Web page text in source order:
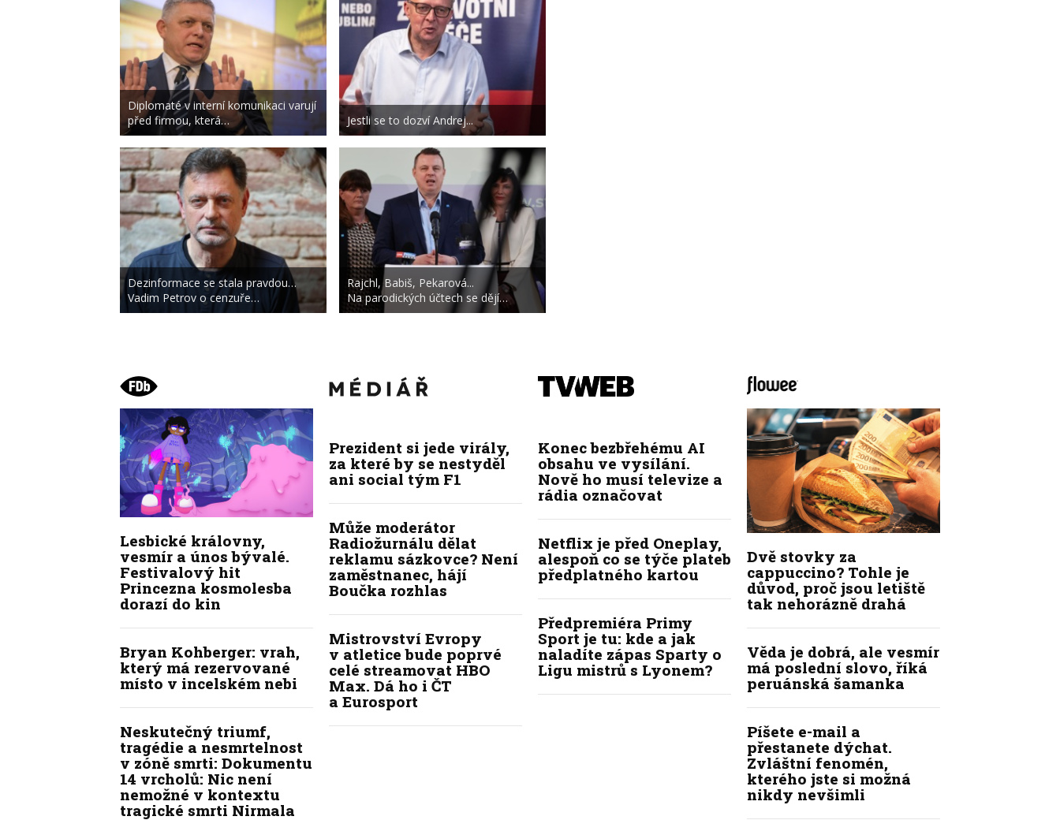
Diplomaté v interní komunikaci varují
před firmou, která…
Dezinformace se stala pravdou…
Vadim Petrov o cenzuře…
Jestli se to dozví Andrej...
Rajchl, Babiš, Pekarová...
Na parodických účtech se dějí…
Lesbické královny,
vesmír a únos bývalé.
Festivalový hit
Princezna kosmolesba
dorazí do kin
Bryan Kohberger: vrah,
který má rezervované
místo v incelském nebi
Neskutečný triumf,
tragédie a nesmrtelnost
v zóně smrti: Dokumentu
14 vrcholů: Nic není
nemožné v kontextu
tragické smrti Nirmala
Prezident si jede virály,
za které by se nestyděl
ani social tým F1
Může moderátor
Radiožurnálu dělat
reklamu sázkovce? Není
zaměstnanec, hájí
Boučka rozhlas
Mistrovství Evropy
v atletice bude poprvé
celé streamovat HBO
Max. Dá ho i ČT
a Eurosport
Konec bezbřehému AI
obsahu ve vysílání.
Nově ho musí televize a
rádia označovat
Netflix je před Oneplay,
alespoň co se týče plateb
předplatného kartou
Předpremiéra Primy
Sport je tu: kde a jak
naladíte zápas Sparty o
Ligu mistrů s Lyonem?
Dvě stovky za
cappuccino? Tohle je
důvod, proč jsou letiště
tak nehorázně drahá
Věda je dobrá, ale vesmír
má poslední slovo, říká
peruánská šamanka
Píšete e-mail a
přestanete dýchat.
Zvláštní fenomén,
kterého jste si možná
nikdy nevšimli